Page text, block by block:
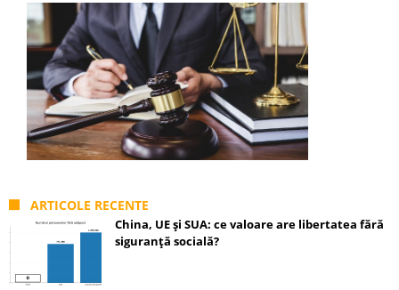
ARTICOLE RECENTE
China, UE și SUA: ce valoare are libertatea fără
siguranță socială?